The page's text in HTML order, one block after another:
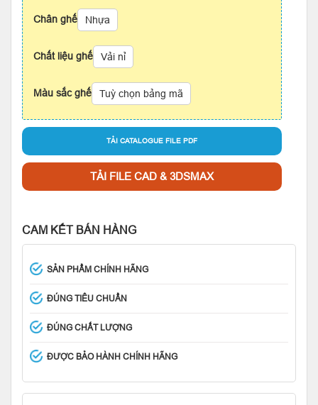
Chân ghế Nhựa
Chất liệu ghế Vải nỉ
Màu sắc ghế Tuỳ chọn bảng mã
TẢI CATALOGUE FILE PDF
TẢI FILE CAD & 3DSMAX
CAM KẾT BÁN HÀNG
SẢN PHẨM CHÍNH HÃNG
ĐÚNG TIÊU CHUẨN
ĐÚNG CHẤT LƯỢNG
ĐƯỢC BẢO HÀNH CHÍNH HÃNG